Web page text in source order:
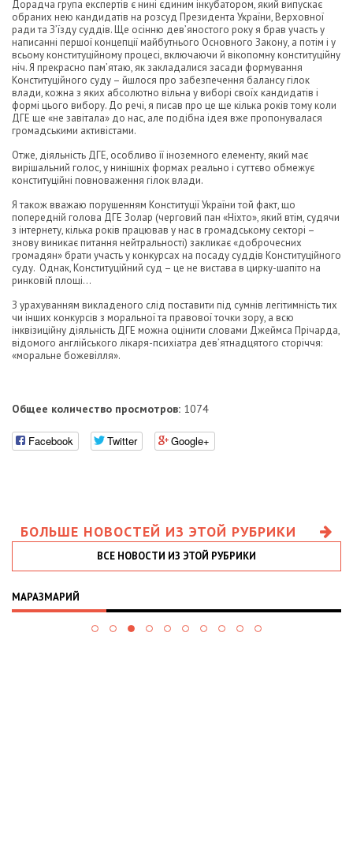
Дорадча група експертів є нині єдиним інкубатором, який випускає
обраних нею кандидатів на розсуд Президента України, Верховної
ради та З’їзду суддів. Ще осінню дев’яностого року я брав участь у
написанні першої концепції майбутнього Основного Закону, а потім і у
всьому конституційному процесі, включаючи й вікопомну конституційну
ніч. Я прекрасно пам’ятаю, як закладалися засади формування
Конституційного суду – йшлося про забезпечення балансу гілок
влади, кожна з яких абсолютно вільна у виборі своїх кандидатів і
формі цього вибору. До речі, я писав про це ще кілька років тому коли
ДГЕ ще «не завітала» до нас, але подібна ідея вже пропонувалася
громадськими активістами.
Отже, діяльність ДГЕ, особливо її іноземного елементу, який має
вирішальний голос, у нинішніх формах реально і суттєво обмежує
конституційні повноваження гілок влади.
Я також вважаю порушенням Конституції України той факт, що
попередній голова ДГЕ Золар (черговий пан «Ніхто», який втім, судячи
з інтернету, кілька років працював у нас в громадському секторі –
знову виникає питання нейтральності) закликає «доброчесних
громадян» брати участь у конкурсах на посаду суддів Конституційного
суду. Однак, Конституційний суд – це не вистава в цирку-шапіто на
ринковій площі…
З урахуванням викладеного слід поставити під сумнів легітимність тих
чи інших конкурсів з моральної та правової точки зору, а всю
інквізиційну діяльність ДГЕ можна оцінити словами Джеймса Прічарда,
відомого англійського лікаря-психіатра дев’ятнадцятого сторіччя:
«моральне божевілля».
Общее количество просмотров: 1074
Facebook Twitter Google+
БОЛЬШЕ НОВОСТЕЙ ИЗ ЭТОЙ РУБРИКИ
ВСЕ НОВОСТИ ИЗ ЭТОЙ РУБРИКИ
МАРАЗМАРИЙ